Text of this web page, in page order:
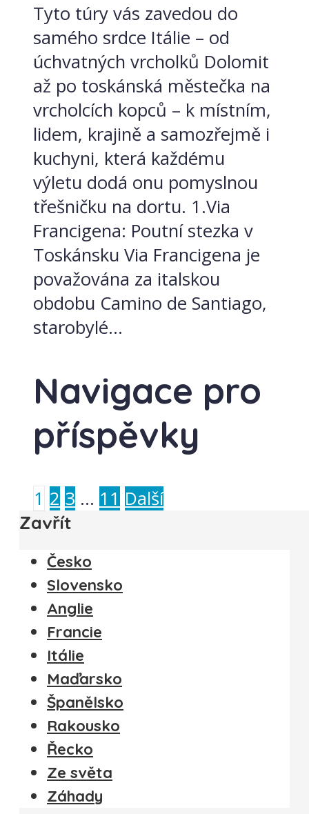
Tyto túry vás zavedou do
samého srdce Itálie – od
úchvatných vrcholků Dolomit
až po toskánská městečka na
vrcholcích kopců – k místním,
lidem, krajině a samozřejmě i
kuchyni, která každému
výletu dodá onu pomyslnou
třešničku na dortu. 1.Via
Francigena: Poutní stezka v
Toskánsku Via Francigena je
považována za italskou
obdobu Camino de Santiago,
starobylé...
Navigace pro
příspěvky
1 2 3 … 11 Další
Zavřít
Česko
Slovensko
Anglie
Francie
Itálie
Maďarsko
Španělsko
Rakousko
Řecko
Ze světa
Záhady